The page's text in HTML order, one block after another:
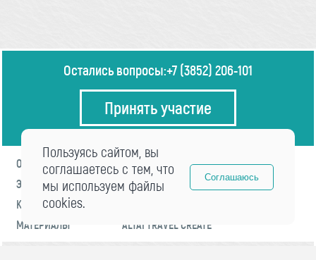
Остались вопросы:+7 (3852) 206-101
Принять участие
О ФОРУМЕ
ПРОГРАММА
ЭКСПЕРТЫ
НОВОСТИ
КОНТАКТЫ
МАТЕРИАЛЫ
ALTAI TRAVEL CREATE
Пользуясь сайтом, вы
соглашаетесь с тем, что
мы используем файлы
cookies.
Соглашаюсь